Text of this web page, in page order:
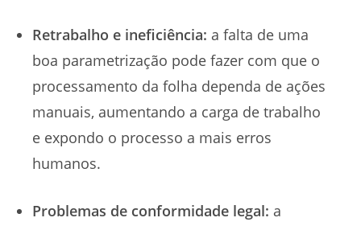
Retrabalho e ineficiência: a falta de uma
boa parametrização pode fazer com que o
processamento da folha dependa de ações
manuais, aumentando a carga de trabalho
e expondo o processo a mais erros
humanos.
Problemas de conformidade legal: a